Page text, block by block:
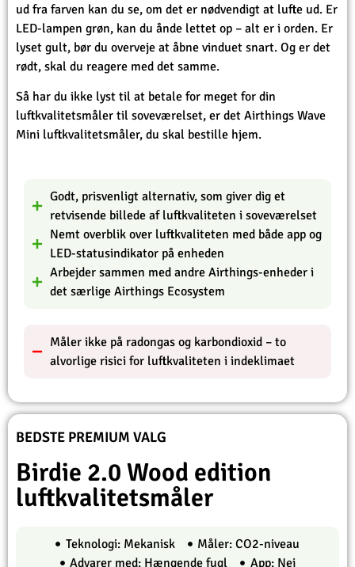
ud fra farven kan du se, om det er nødvendigt at lufte ud. Er
LED-lampen grøn, kan du ånde lettet op – alt er i orden. Er
lyset gult, bør du overveje at åbne vinduet snart. Og er det
rødt, skal du reagere med det samme.
Så har du ikke lyst til at betale for meget for din
luftkvalitetsmåler til soveværelset, er det Airthings Wave
Mini luftkvalitetsmåler, du skal bestille hjem.
Godt, prisvenligt alternativ, som giver dig et
retvisende billede af luftkvaliteten i soveværelset
Nemt overblik over luftkvaliteten med både app og
LED-statusindikator på enheden
Arbejder sammen med andre Airthings-enheder i
det særlige Airthings Ecosystem
Måler ikke på radongas og karbondioxid – to
alvorlige risici for luftkvaliteten i indeklimaet
BEDSTE PREMIUM VALG
Birdie 2.0 Wood edition
luftkvalitetsmåler
Teknologi: Mekanisk
Måler: CO2-niveau
Advarer med: Hængende fugl
App: Nej